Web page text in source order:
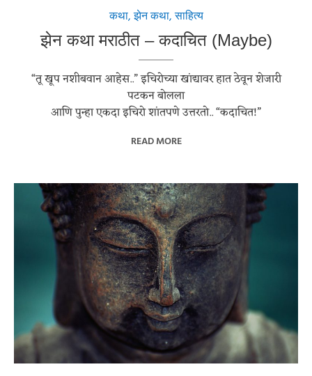
कथा,झेन कथा,साहित्य
झेन कथा मराठीत – कदाचित (Maybe)
“तू खूप नशीबवान आहेस..” इचिरोच्या खांद्यावर हात ठेवून शेजारी
पटकन बोलला
आणि पुन्हा एकदा इचिरो शांतपणे उत्तरतो.. “कदाचित!”
READ MORE